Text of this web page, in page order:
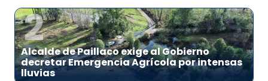
2
Alcalde de Paillaco exige al Gobierno
decretar Emergencia Agrícola por intensas
lluvias